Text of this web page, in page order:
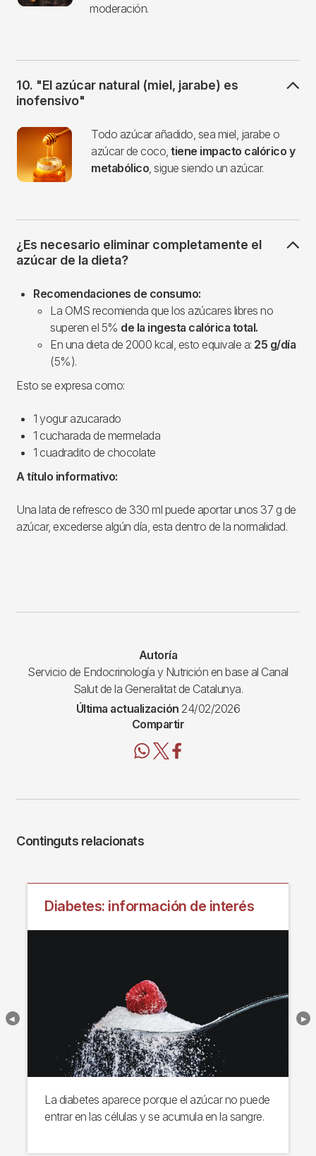
moderación.
10. "El azúcar natural (miel, jarabe) es
inofensivo"
Imagen
Todo azúcar añadido, sea miel, jarabe o
azúcar de coco, tiene impacto calórico y
metabólico , sigue siendo un azúcar.
¿Es necesario eliminar completamente el
azúcar de la dieta?
Recomendaciones de consumo:
La OMS recomienda que los azúcares libres no
superen el 5% de la ingesta calórica total.
En una dieta de 2000 kcal, esto equivale a: 25 g/día
(5%).
Esto se expresa como:
1 yogur azucarado
1 cucharada de mermelada
1 cuadradito de chocolate
A título informativo:
Una lata de refresco de 330 ml puede aportar unos 37 g de
azúcar, excederse algún día, esta dentro de la normalidad.
Autoría
Servicio de Endocrinología y Nutrición en base al Canal
Salut de la Generalitat de Catalunya.
Última actualización 24/02/2026
Compartir
Continguts relacionats
Diabetes: información de interés
La diabetes aparece porque el azúcar no puede
entrar en las células y se acumula en la sangre.